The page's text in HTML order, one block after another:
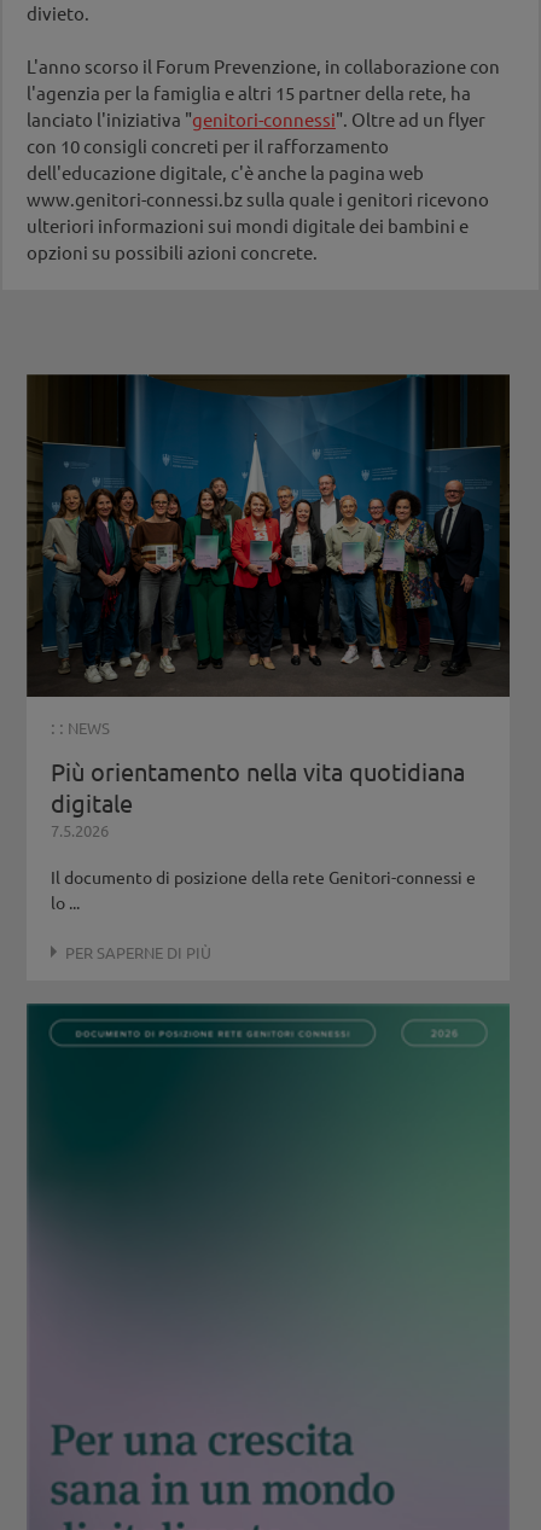
divieto.
L'anno scorso il Forum Prevenzione, in collaborazione con
l'agenzia per la famiglia e altri 15 partner della rete, ha
lanciato l'iniziativa "genitori-connessi". Oltre ad un flyer
con 10 consigli concreti per il rafforzamento
dell'educazione digitale, c'è anche la pagina web
www.genitori-connessi.bz sulla quale i genitori ricevono
ulteriori informazioni sui mondi digitale dei bambini e
opzioni su possibili azioni concrete.
: : NEWS
Più orientamento nella vita quotidiana
digitale
7.5.2026
Il documento di posizione della rete Genitori-connessi e
lo ...
PER SAPERNE DI PIÙ